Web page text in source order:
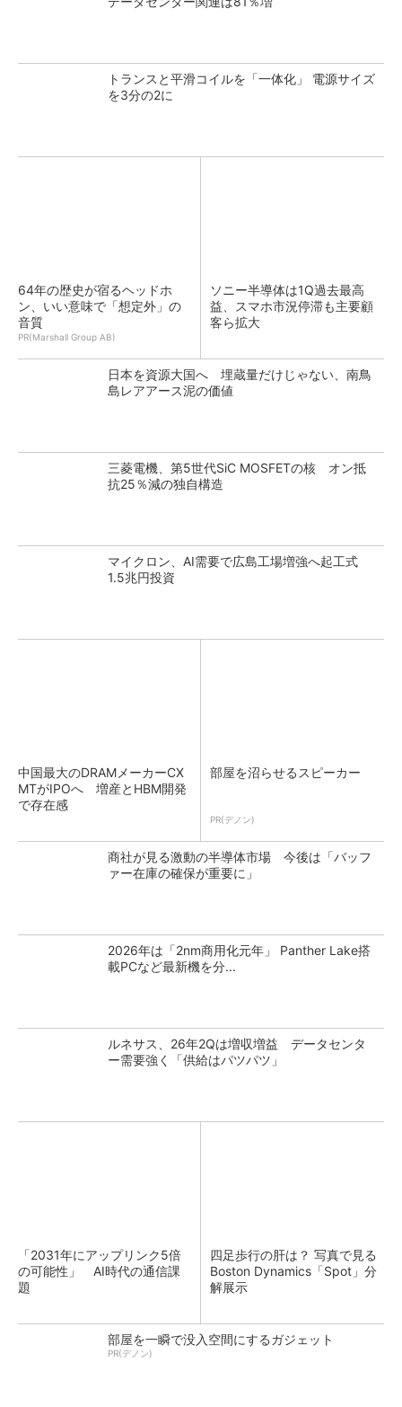
トランスと平滑コイルを「一体化」 電源サイズ
を3分の2に
64年の歴史が宿るヘッドホ
ン、いい意味で「想定外」の
音質
PR(Marshall Group AB)
ソニー半導体は1Q過去最高
益、スマホ市況停滞も主要顧
客ら拡大
日本を資源大国へ 埋蔵量だけじゃない、南鳥
島レアアース泥の価値
三菱電機、第5世代SiC MOSFETの核 オン抵
抗25％減の独自構造
マイクロン、AI需要で広島工場増強へ起工式
1.5兆円投資
中国最大のDRAMメーカーCX
MTがIPOへ 増産とHBM開発
で存在感
部屋を沼らせるスピーカー
PR(デノン)
商社が見る激動の半導体市場 今後は「バッフ
ァー在庫の確保が重要に」
2026年は「2nm商用化元年」 Panther Lake搭
載PCなど最新機を分...
ルネサス、26年2Qは増収増益 データセンタ
ー需要強く「供給はパツパツ」
「2031年にアップリンク5倍
の可能性」 AI時代の通信課
題
四足歩行の肝は？ 写真で見る
Boston Dynamics「Spot」分
解展示
部屋を一瞬で没入空間にするガジェット
PR(デノン)